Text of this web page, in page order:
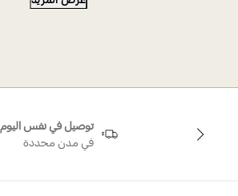
توصيل في نفس اليوم
في مدن محددة